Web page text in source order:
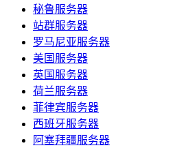
秘鲁服务器
站群服务器
罗马尼亚服务器
美国服务器
英国服务器
荷兰服务器
菲律宾服务器
西班牙服务器
阿塞拜疆服务器